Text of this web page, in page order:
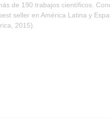
de 190 trabajos científicos.
seller en América Latina y
2015).